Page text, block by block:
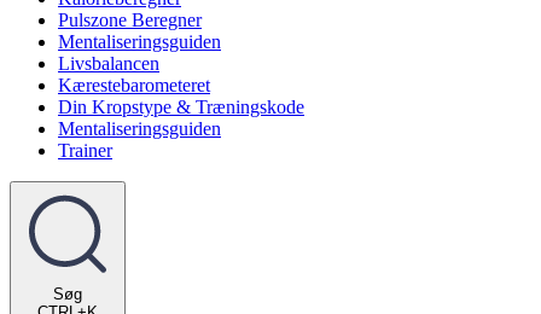
Pulszone Beregner
Mentaliseringsguiden
Livsbalancen
Kærestebarometeret
Din Kropstype & Træningskode
Mentaliseringsguiden
Trainer
Søg